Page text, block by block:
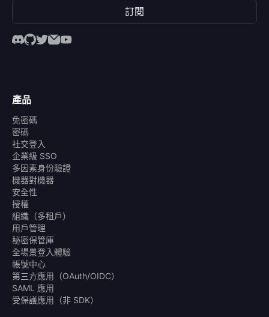
訂閱
產品
免密碼
密碼
社交登入
企業級 SSO
多因素身份驗證
機器對機器
安全性
授權
組織（多租戶）
用戶管理
秘密保管庫
全場景登入體驗
帳號中心
第三方應用（OAuth/OIDC）
SAML 應用
受保護應用（非 SDK）